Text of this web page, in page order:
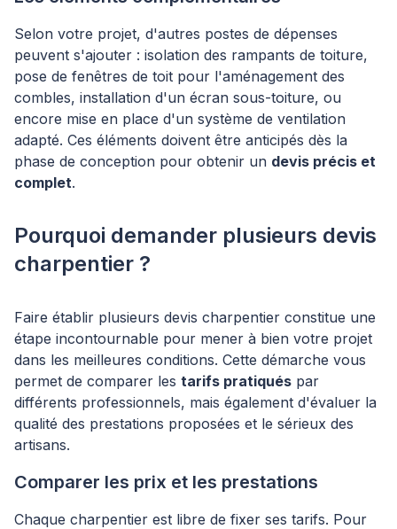
Selon votre projet, d'autres postes de dépenses
peuvent s'ajouter : isolation des rampants de toiture,
pose de fenêtres de toit pour l'aménagement des
combles, installation d'un écran sous-toiture, ou
encore mise en place d'un système de ventilation
adapté. Ces éléments doivent être anticipés dès la
phase de conception pour obtenir un devis précis et
complet.
Pourquoi demander plusieurs devis
charpentier ?
Faire établir plusieurs devis charpentier constitue une
étape incontournable pour mener à bien votre projet
dans les meilleures conditions. Cette démarche vous
permet de comparer les tarifs pratiqués par
différents professionnels, mais également d'évaluer la
qualité des prestations proposées et le sérieux des
artisans.
Comparer les prix et les prestations
Chaque charpentier est libre de fixer ses tarifs. Pour